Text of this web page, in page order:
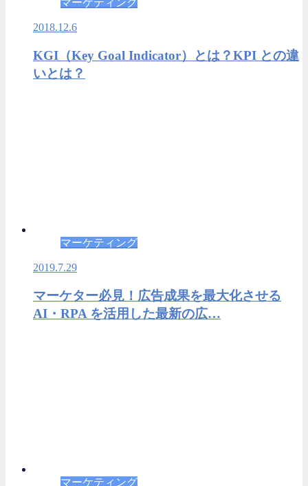
マーケティング
2018.12.6
KGI（Key Goal Indicator）とは？KPI との違
いとは？
マーケティング
2019.7.29
マーケター必見！広告成果を最大化させる
AI・RPA を活用した最新の広…
マーケティング